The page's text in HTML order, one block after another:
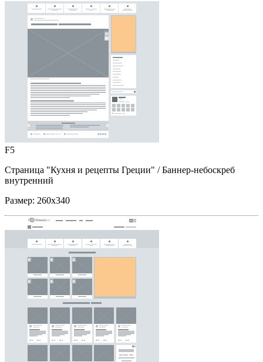
F5
Страница "Кухня и рецепты Греции" / Баннер-небоскреб
внутренний
Размер: 260x340